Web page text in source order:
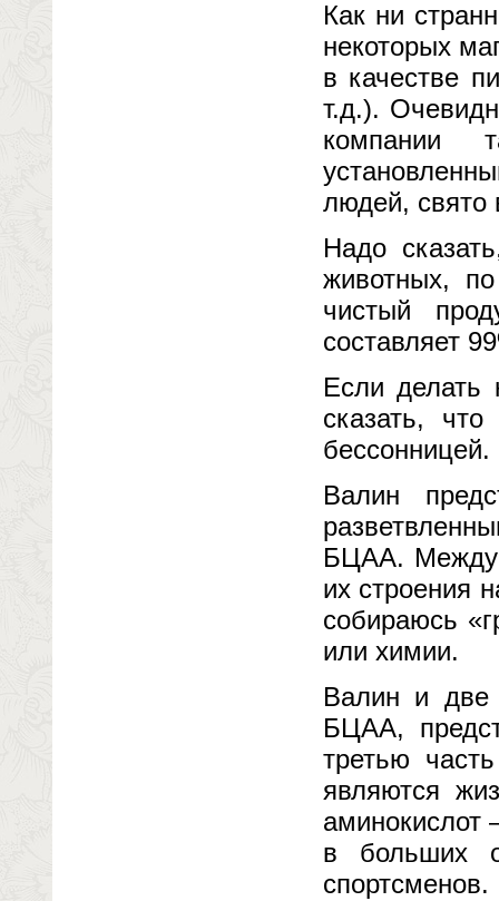
Как ни
некоторых
в качестве
т.д.).
компании
людей, свято
Надо
животных,
чистый
составляет
Если делать
сказать,
бессонницей.
Валин
БЦАА. Между
их строения
собираюсь
или химии.
Валин и две
БЦАА,
третью
являются
аминокислот
в больших
спортсменов.